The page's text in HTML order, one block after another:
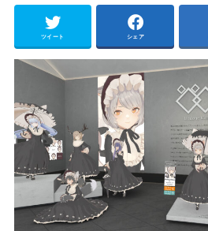
ツイート シェア